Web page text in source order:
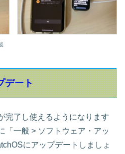
デート
完了し使えるようになります
「一般 > ソフトウェア・アッ
にアップデートしましょ